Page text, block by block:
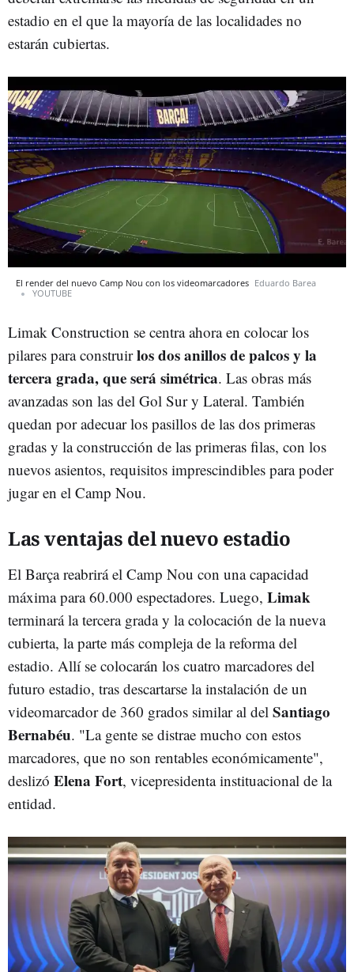
estadio en el que la mayoría de las localidades no
estarán cubiertas.
El render del nuevo Camp Nou con los videomarcadores Eduardo Barea
YOUTUBE
Limak Construction se centra ahora en colocar los
pilares para construirlos dos anillos de palcos y la
tercera grada, que será simétrica. Las obras más
avanzadas son las del Gol Sur y Lateral. También
quedan por adecuar los pasillos de las dos primeras
gradas y la construcción de las primeras filas, con los
nuevos asientos, requisitos imprescindibles para poder
jugar en el Camp Nou.
Las ventajas del nuevo estadio
El Barça reabrirá el Camp Nou con una capacidad
máxima para 60.000 espectadores. Luego, Limak
terminará la tercera grada y la colocación de la nueva
cubierta, la parte más compleja de la reforma del
estadio. Allí se colocarán los cuatro marcadores del
futuro estadio, tras descartarse la instalación de un
videomarcador de 360 grados similar al del Santiago
Bernabéu. "La gente se distrae mucho con estos
marcadores, que no son rentables económicamente",
deslizó Elena Fort, vicepresidenta instituacional de la
entidad.